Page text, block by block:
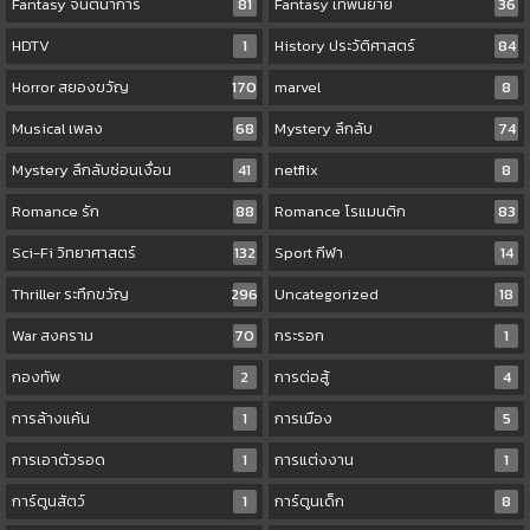
HDTV
1 History ประวัติศาสตร์
84
Horror สยองขวัญ
170 marvel
8
Musical เพลง
68 Mystery ลึกลับ
74
Mystery ลึกลับซ่อนเงื่อน
41 netflix
8
Romance รัก
88 Romance โรแมนติก
83
Sci-Fi วิทยาศาสตร์
132 Sport กีฬา
14
Thriller ระทึกขวัญ
296 Uncategorized
18
War สงคราม
70 กระรอก
1
กองทัพ
2 การต่อสู้
4
การล้างแค้น
1 การเมือง
5
การเอาตัวรอด
1 การแต่งงาน
1
การ์ตูนสัตว์
1 การ์ตูนเด็ก 8